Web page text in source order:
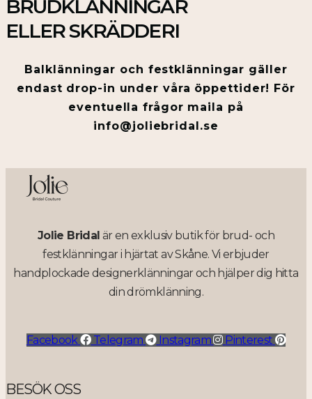
BRUDKLÄNNINGAR
ELLER SKRÄDDERI
Balklänningar och festklänningar gäller
endast drop-in under våra öppettider! För
eventuella frågor maila på
info@joliebridal.se
Jolie Bridal är en exklusiv butik för brud- och
festklänningar i hjärtat av Skåne. Vi erbjuder
handplockade designerklänningar och hjälper dig hitta
din drömklänning.
Facebook Telegram Instagram Pinterest
BESÖK OSS